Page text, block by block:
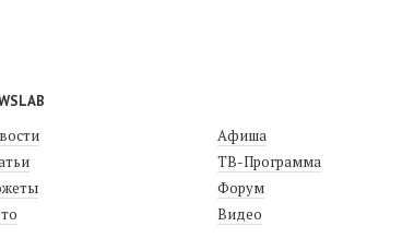
Афиша
ТВ-Программа
Форум
Видео